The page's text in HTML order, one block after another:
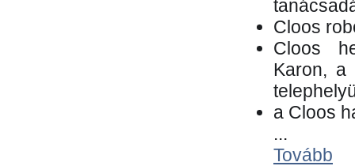
Cloos
Cloos
Karon, a
a Cloos
...
Tovább